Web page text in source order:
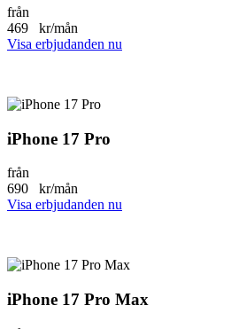
från
469 kr/mån
Visa erbjudanden nu
iPhone 17 Pro
från
690 kr/mån
Visa erbjudanden nu
iPhone 17 Pro Max